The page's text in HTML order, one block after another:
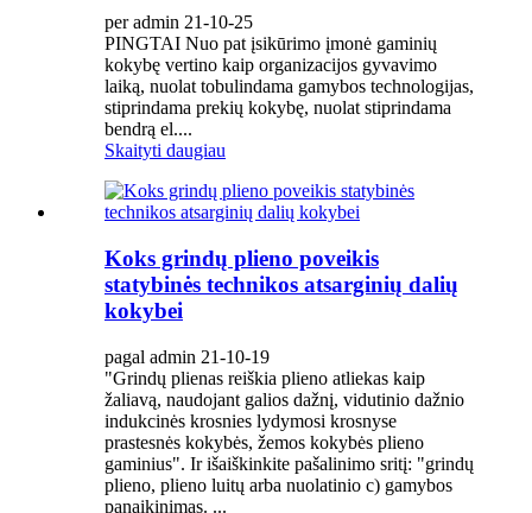
per admin 21-10-25
PINGTAI Nuo pat įsikūrimo įmonė gaminių
kokybę vertino kaip organizacijos gyvavimo
laiką, nuolat tobulindama gamybos technologijas,
stiprindama prekių kokybę, nuolat stiprindama
bendrą el....
Skaityti daugiau
Koks grindų plieno poveikis
statybinės technikos atsarginių dalių
kokybei
pagal admin 21-10-19
"Grindų plienas reiškia plieno atliekas kaip
žaliavą, naudojant galios dažnį, vidutinio dažnio
indukcinės krosnies lydymosi krosnyse
prastesnės kokybės, žemos kokybės plieno
gaminius". Ir išaiškinkite pašalinimo sritį: "grindų
plieno, plieno luitų arba nuolatinio c) gamybos
panaikinimas. ...